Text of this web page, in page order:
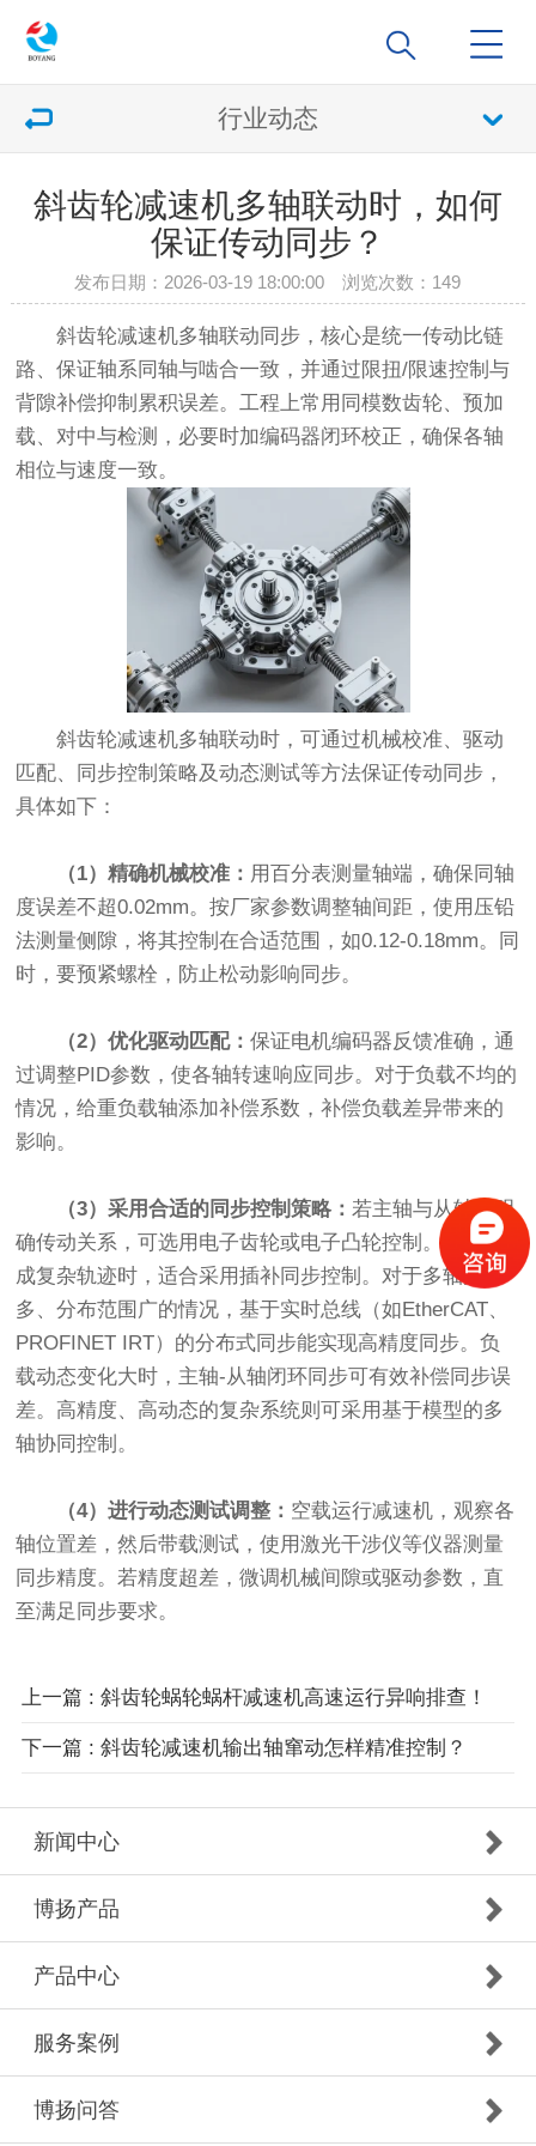
行业动态
斜齿轮减速机多轴联动时，如何
保证传动同步？
发布日期：2026-03-19 18:00:00 浏览次数： 149
斜齿轮减速机多轴联动同步，核心是统一传动比链
路、保证轴系同轴与啮合一致，并通过限扭/限速控制与
背隙补偿抑制累积误差。工程上常用同模数齿轮、预加
载、对中与检测，必要时加编码器闭环校正，确保各轴
相位与速度一致。
斜齿轮减速机多轴联动时，可通过机械校准、驱动
匹配、同步控制策略及动态测试等方法保证传动同步，
具体如下：
（1）精确机械校准： 用百分表测量轴端，确保同轴
度误差不超0.02mm。按厂家参数调整轴间距，使用压铅
法测量侧隙，将其控制在合适范围，如0.12-0.18mm。同
时，要预紧螺栓，防止松动影响同步。
（2）优化驱动匹配：保证电机编码器反馈准确，通
过调整PID参数，使各轴转速响应同步。对于负载不均的
情况，给重负载轴添加补偿系数，补偿负载差异带来的
影响。
（3）采用合适的同步控制策略：若主轴与从轴有明
确传动关系，可选用电子齿轮或电子凸轮控制。多轴合
成复杂轨迹时，适合采用插补同步控制。对于多轴数量
多、分布范围广的情况，基于实时总线（如EtherCAT、
PROFINET IRT）的分布式同步能实现高精度同步。负
载动态变化大时，主轴-从轴闭环同步可有效补偿同步误
差。高精度、高动态的复杂系统则可采用基于模型的多
轴协同控制。
（4）进行动态测试调整： 空载运行减速机，观察各
轴位置差，然后带载测试，使用激光干涉仪等仪器测量
同步精度。若精度超差，微调机械间隙或驱动参数，直
至满足同步要求。
上一篇 : 斜齿轮蜗轮蜗杆减速机高速运行异响排查！
下一篇 : 斜齿轮减速机输出轴窜动怎样精准控制？
新闻中心
博扬产品
产品中心
服务案例
博扬问答